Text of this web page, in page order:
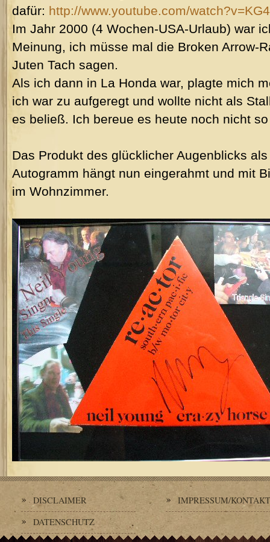
dafür: http://www.youtube.com/
Im Jahr 2000 (4 Wochen-USA-Urlaub) war
Meinung, ich müsse mal die Broken Arrow-
Juten Tach sagen.
Als ich dann in La Honda war, plagte mich
ich war zu aufgeregt und wollte nicht als
es beließ. Ich bereue es heute noch nicht
Das Produkt des glücklicher Augenblicks
Autogramm hängt nun eingerahmt und mit
im Wohnzimmer.
DISCLAIMER
DATENSCHUTZ
IMPRESSUM/KONTAKT